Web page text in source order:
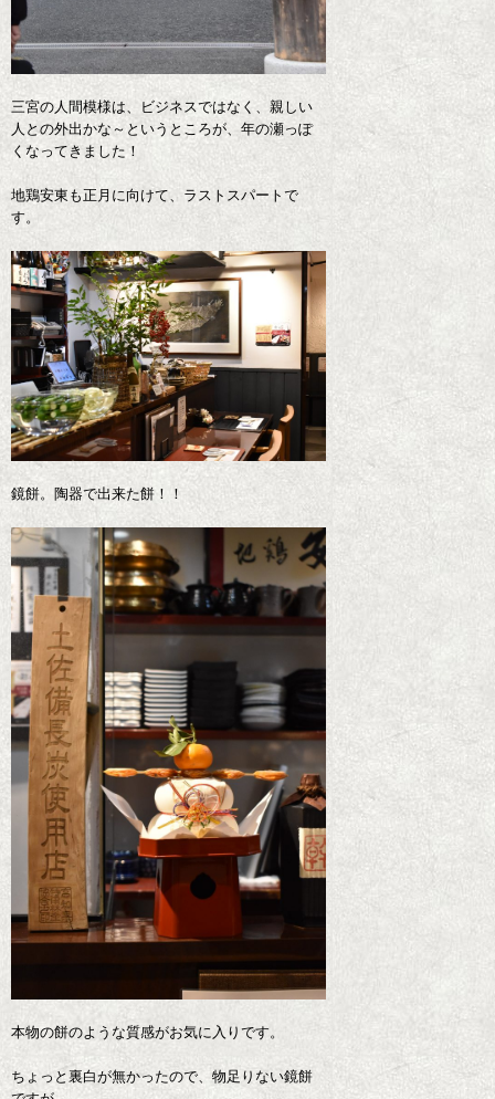
三宮の人間模様は、ビジネスではなく、親しい
人との外出かな～というところが、年の瀬っぽ
くなってきました！
地鶏安東も正月に向けて、ラストスパートで
す。
鏡餅。陶器で出来た餅！！
本物の餅のような質感がお気に入りです。
ちょっと裏白が無かったので、物足りない鏡餅